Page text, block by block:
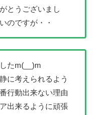
とうございまし
のですが・・
たm(__)m
に考えられるよう
行動出来ない理由
出来るように頑張